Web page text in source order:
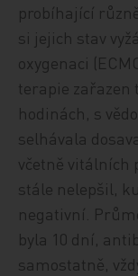
probíhající
si jejich stav
oxygenaci
terapie zařazen
hodinách, s
selhávala
včetně vitálních
stále nelepšil,
negativní.
byla 10 dní,
samostatně,